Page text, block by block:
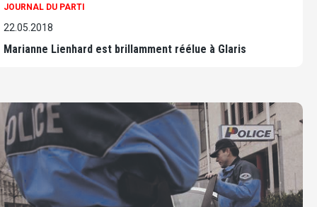
JOURNAL DU PARTI
22.05.2018
Marianne Lienhard est brillamment réélue à Glaris